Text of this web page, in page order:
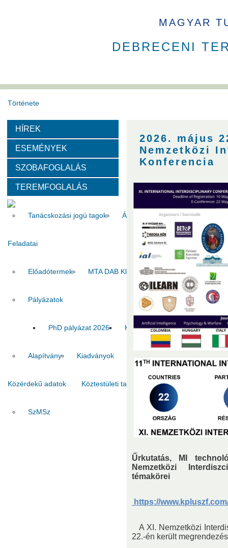
MAGYAR
DEBRECENI
Története
Székház
Szervezeti felépítése
Választott vezetők
Tanácskozási jogú tagok Állandó meghívottak
Feladatai
Előadótermek MTA DAB Klub Vendégszobák
Pályázatok
PhD pályázat 2026 Kiadvány pályázat 2026
Alapítvány Kiadványok
Közérdekű adatok
SzMSz
Köztestületi tagok Kapcsolat
HÍREK
ESEMÉNYEK
SZOBAFOGLALÁS
TEREMFOGLALÁS
2026. május
Nemzetközi
Konferencia
Űrkutatás, MI
Nemzetközi
témakörei
https://
A XI. Nemzetközi
22.-én került